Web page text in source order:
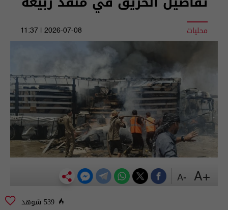
محليات 2026-07-08 | 11:37
539 شوهد
+A
-A